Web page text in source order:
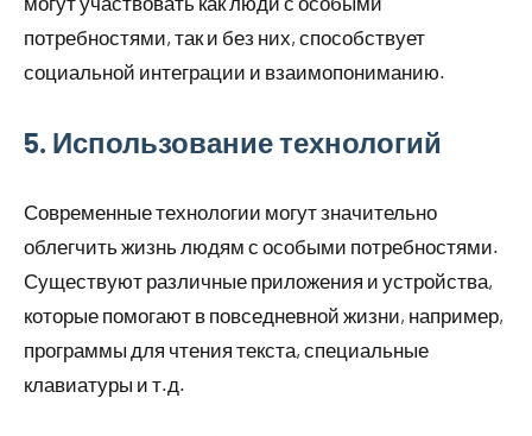
потребностями, так и без них, способствует
социальной интеграции и взаимопониманию.
5. Использование технологий
Современные технологии могут значительно
облегчить жизнь людям с особыми потребностями.
Существуют различные приложения и устройства,
которые помогают в повседневной жизни, например,
программы для чтения текста, специальные
клавиатуры и т.д.